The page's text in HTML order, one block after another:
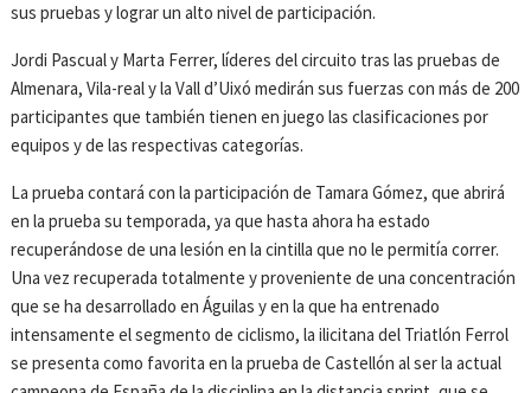
sus pruebas y lograr un alto nivel de participación.
Jordi Pascual y Marta Ferrer, líderes del circuito tras las pruebas de
Almenara, Vila-real y la Vall d’Uixó medirán sus fuerzas con más de 200
participantes que también tienen en juego las clasificaciones por
equipos y de las respectivas categorías.
La prueba contará con la participación de Tamara Gómez, que abrirá
en la prueba su temporada, ya que hasta ahora ha estado
recuperándose de una lesión en la cintilla que no le permitía correr.
Una vez recuperada totalmente y proveniente de una concentración
que se ha desarrollado en Águilas y en la que ha entrenado
intensamente el segmento de ciclismo, la ilicitana del Triatlón Ferrol
se presenta como favorita en la prueba de Castellón al ser la actual